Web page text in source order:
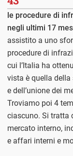
le procedure di
negli ultimi 17
assistito a uno
procedure di
cui l’Italia ha
vista è quella
e dell’unione dei
Troviamo poi 4
ciascuno. Si tratta
mercato interno,
e affari interni e